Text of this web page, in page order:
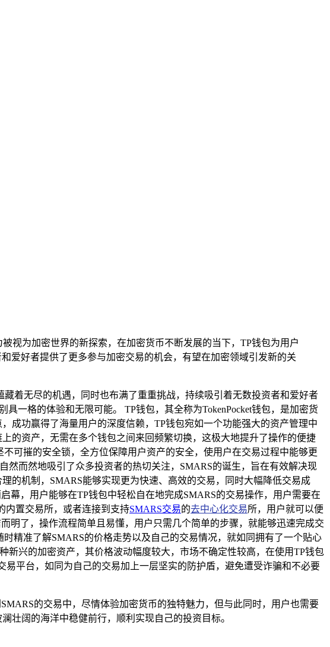
视为加密世界的新探索，在加密货币不断发展的当下，TP钱包为用户
爱好者提供了更多参与加密交易的机会，有望在加密领域引发新的关
着无尽的机遇，同时也布满了重重挑战，持续吸引着无数投资者和爱好者
一格的体验和无限可能。 TP钱包，其全称为TokenPocket钱包，是加密货
成功赢得了海量用户的深度信赖，TP钱包宛如一个功能强大的资产管理中
的资产，无需在多个钱包之间来回频繁切换，这极大地提升了操作的便捷
可摧的安全锁，全方位保障用户资产的安全，使用户在交易过程中能够更
而然地吸引了众多投资者的热切关注，SMARS的诞生，旨在有效解决现
的机制，SMARS能够实现更为快速、高效的交易，同时大幅降低交易成
幕，用户能够在TP钱包中轻松自在地完成SMARS的交易操作，用户需要在
内置交易所，或者连接到支持SMARS交易的去中心化交易所，用户就可以便
明了，操作流程简单且易懂，用户只需几个简单的步骤，就能够迅速完成交
精准了解SMARS的价格走势以及自己的交易情况，就如同拥有了一个贴心
兴的加密资产，其价格波动幅度较大，市场不确定性较高，在使用TP钱包
平台，如同为自己的交易加上一层坚实的防护盾，避免遭受诈骗和不必要
的交易中，尽情体验加密货币的独特魅力，但与此同时，用户也需要
壮阔的海洋中稳健前行，顺利实现自己的投资目标。